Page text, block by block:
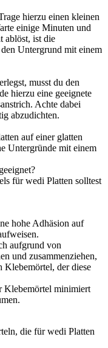
hierzu einen kleinen
einige Minuten und
ablöst, ist die
Untergrund mit einem
musst du den
hierzu eine geeignete
Achte dabei
abzudichten.
auf einer glatten
Untergründe mit einem
für wedi Platten solltest
hohe Adhäsion auf
aufgrund von
und zusammenziehen,
Klebemörtel, der diese
Klebemörtel minimiert
die für wedi Platten